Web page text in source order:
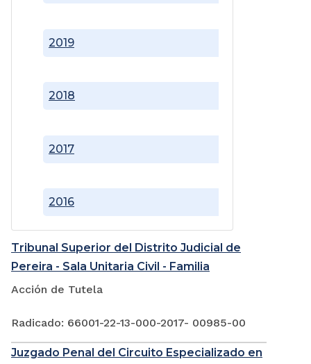
2016
2017
2018
2019
Tribunal Superior del Distrito Judicial de
Pereira - Sala Unitaria Civil - Familia
Acción de Tutela
Radicado: 66001-22-13-000-2017- 00985-00
Juzgado Penal del Circuito Especializado en